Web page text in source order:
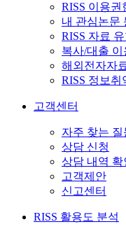
RISS 이용권
내 관심논문
RISS 자료
복사/대출 이
해외전자자
RISS 정보
고객센터
자주 찾는 질
상담 신청
상담 내역 확
고객제안
신고센터
RISS 활용도 분석